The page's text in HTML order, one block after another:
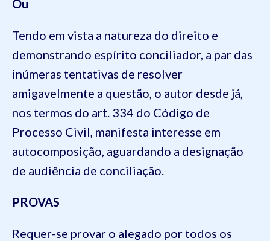
Ou
Tendo em vista a natureza do direito e
demonstrando espírito conciliador, a par das
inúmeras tentativas de resolver
amigavelmente a questão, o autor desde já,
nos termos do art. 334 do Código de
Processo Civil, manifesta interesse em
autocomposição, aguardando a designação
de audiência de conciliação.
PROVAS
Requer-se provar o alegado por todos os